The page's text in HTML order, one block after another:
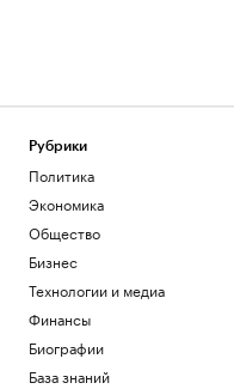
Рубрики
Политика
Экономика
Общество
Бизнес
Технологии и медиа
Финансы
Биографии
База знаний